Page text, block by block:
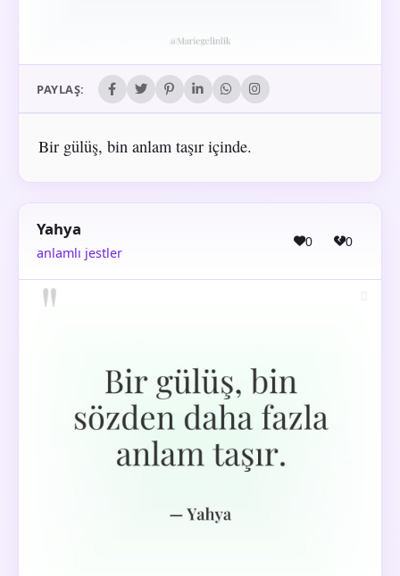
PAYLAŞ:
Bir gülüş, bin anlam taşır içinde.
Yahya
anlamlı jestler
0 0